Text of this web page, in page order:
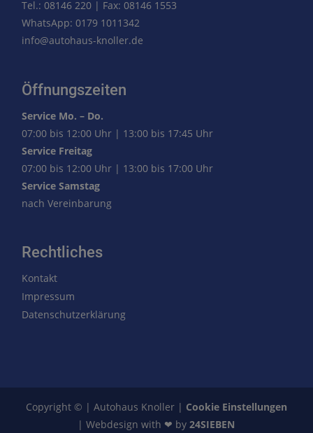
Tel.: 08146 220 | Fax: 08146 1553
WhatsApp: 0179 1011342
info@autohaus-knoller.de
Öffnungszeiten
Service Mo. – Do.
07:00 bis 12:00 Uhr | 13:00 bis 17:45 Uhr
Service Freitag
07:00 bis 12:00 Uhr | 13:00 bis 17:00 Uhr
Service Samstag
nach Vereinbarung
Rechtliches
Kontakt
Impressum
Datenschutzerklärung
Copyright © | Autohaus Knoller | Cookie Einstellungen
| Webdesign with ❤ by24SIEBEN